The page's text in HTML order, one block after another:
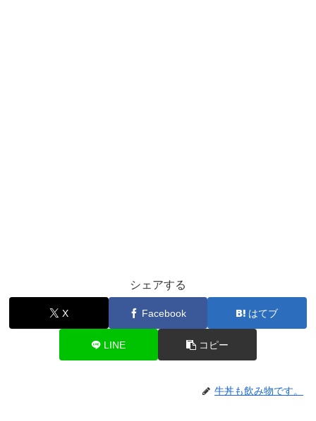
シェアする
X Facebook はてブ
LINE コピー
牛丼も飲み物です。